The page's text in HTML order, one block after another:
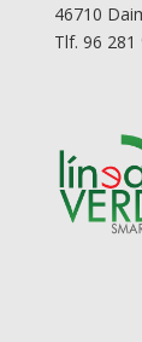
46710
Tlf. 96 281